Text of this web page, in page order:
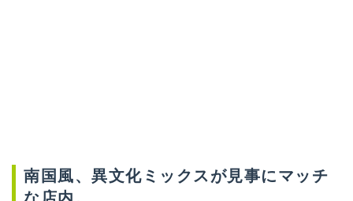
南国風、異文化ミックスが見事にマッチ